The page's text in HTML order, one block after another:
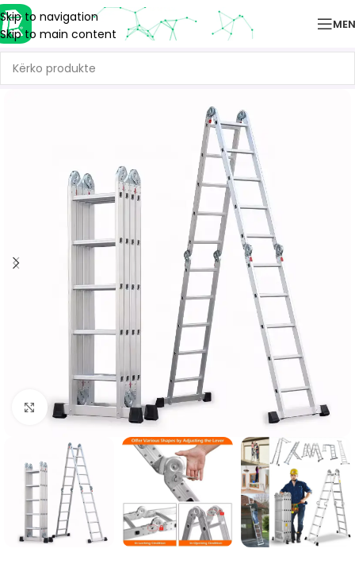
Skip to navigation
Skip to main content
Click to enlarge